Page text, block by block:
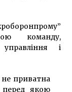
мосту
команду,
і
приватна
перед якою